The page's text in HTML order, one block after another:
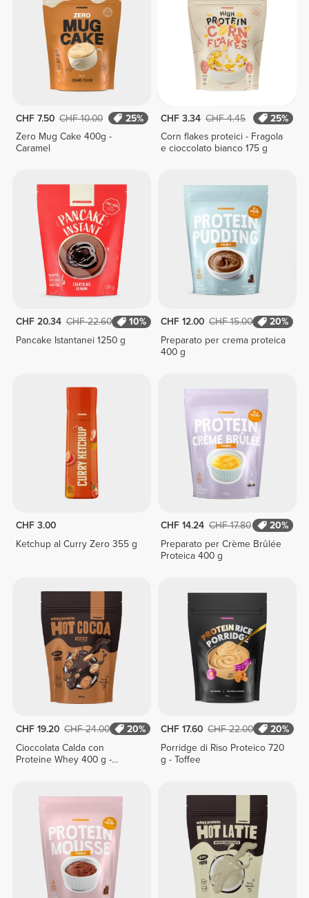
CHF 7.50 CHF 10.00
25%
Zero Mug Cake 400g -
Caramel
CHF 3.34 CHF 4.45
25%
Corn flakes proteici - Fragola
e cioccolato bianco 175 g
CHF 20.34 CHF 22.60
10%
Pancake Istantanei 1250 g
CHF 12.00 CHF 15.00
20%
Preparato per crema proteica
400 g
CHF 3.00
Ketchup al Curry Zero 355 g
CHF 14.24 CHF 17.80
20%
Preparato per Crème Brûlée
Proteica 400 g
CHF 19.20 CHF 24.00
20%
Cioccolata Calda con
Proteine Whey 400 g -
CHF 17.60 CHF 22.00
20%
Porridge di Riso Proteico 720
g - Toffee